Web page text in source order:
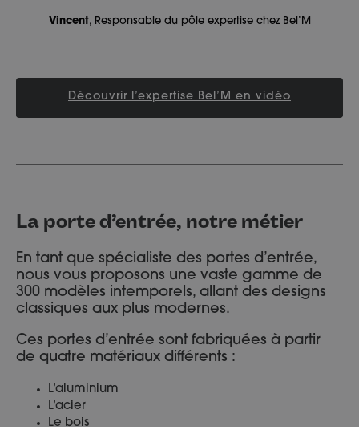
Vincent, Responsable du pôle expertise chez Bel’M
Découvrir l’expertise Bel’M en vidéo
La porte d’entrée, notre métier
En tant que spécialiste des portes d’entrée,
nous vous proposons une vaste gamme de
300 modèles intemporels, allant des designs
classiques aux plus modernes.
Ces portes d’entrée sont fabriquées à partir
de quatre matériaux différents :
L’aluminium
L’acier
Le bois